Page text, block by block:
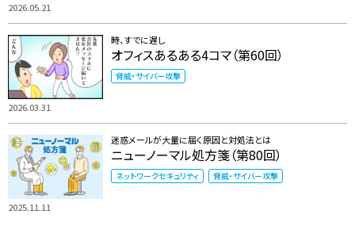
2026.05.21
2026.03.31
時、すでに遅し
オフィスあるある4コマ（第60回）
脅威・サイバー攻撃
2025.11.11
迷惑メールが大量に届く原因と対処法とは
ニューノーマル処方箋（第80回）
ネットワークセキュリティ 脅威・サイバー攻撃